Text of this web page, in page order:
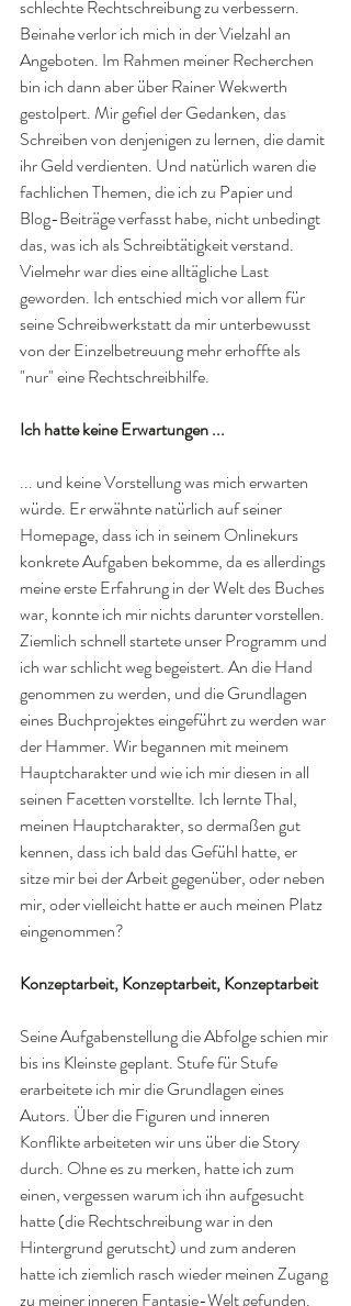
schlechte Rechtschreibung zu verbessern.
Beinahe verlor ich mich in der Vielzahl an
Angeboten. Im Rahmen meiner Recherchen
bin ich dann aber über Rainer Wekwerth
gestolpert. Mir gefiel der Gedanken, das
Schreiben von denjenigen zu lernen, die damit
ihr Geld verdienten. Und natürlich waren die
fachlichen Themen, die ich zu Papier und
Blog-Beiträge verfasst habe, nicht unbedingt
das, was ich als Schreibtätigkeit verstand.
Vielmehr war dies eine alltägliche Last
geworden. Ich entschied mich vor allem für
seine Schreibwerkstatt da mir unterbewusst
von der Einzelbetreuung mehr erhoffte als
"nur" eine Rechtschreibhilfe.
Ich hatte keine Erwartungen ...
... und keine Vorstellung was mich erwarten
würde. Er erwähnte natürlich auf seiner
Homepage, dass ich in seinem Onlinekurs
konkrete Aufgaben bekomme, da es allerdings
meine erste Erfahrung in der Welt des Buches
war, konnte ich mir nichts darunter vorstellen.
Ziemlich schnell startete unser Programm und
ich war schlicht weg begeistert. An die Hand
genommen zu werden, und die Grundlagen
eines Buchprojektes eingeführt zu werden war
der Hammer. Wir begannen mit meinem
Hauptcharakter und wie ich mir diesen in all
seinen Facetten vorstellte. Ich lernte Thal,
meinen Hauptcharakter, so dermaßen gut
kennen, dass ich bald das Gefühl hatte, er
sitze mir bei der Arbeit gegenüber, oder neben
mir, oder vielleicht hatte er auch meinen Platz
eingenommen?
Konzeptarbeit, Konzeptarbeit, Konzeptarbeit
Seine Aufgabenstellung die Abfolge schien mir
bis ins Kleinste geplant. Stufe für Stufe
erarbeitete ich mir die Grundlagen eines
Autors. Über die Figuren und inneren
Konflikte arbeiteten wir uns über die Story
durch. Ohne es zu merken, hatte ich zum
einen, vergessen warum ich ihn aufgesucht
hatte (die Rechtschreibung war in den
Hintergrund gerutscht) und zum anderen
hatte ich ziemlich rasch wieder meinen Zugang
zu meiner inneren Fantasie-Welt gefunden.